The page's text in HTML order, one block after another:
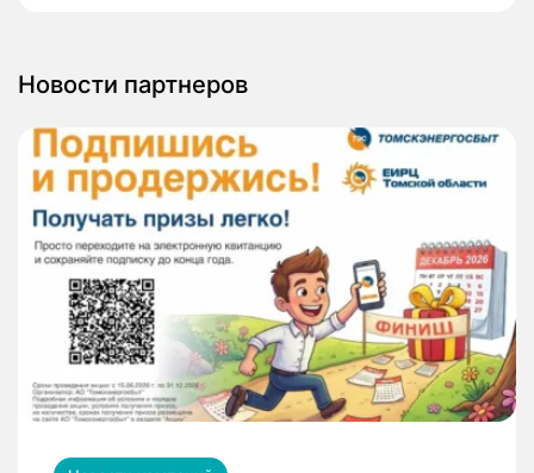
Новости партнеров